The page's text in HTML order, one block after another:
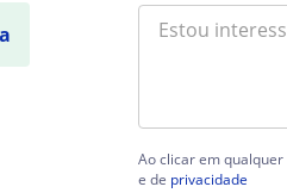
Ao clicar em
e de privacidade